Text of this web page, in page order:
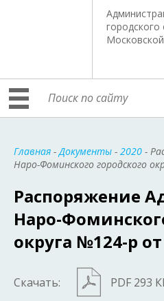
городского
Главная -Документы - 2020 -
Наро-Фоминского городского
Распоряжение
Наро-
округа №124-р от
Скачать: PDF 293